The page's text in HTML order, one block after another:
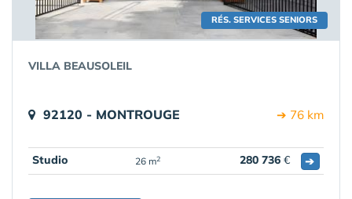
RÉS. SERVICES SENIORS
VILLA BEAUSOLEIL
92120 - MONTROUGE ➔ 76 km
Studio 26 m2 280 736 € ➔